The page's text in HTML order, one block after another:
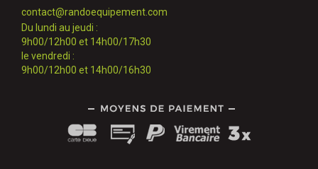
contact@randoequipement.com
Du lundi au jeudi :
9h00/12h00 et 14h00/17h30
le vendredi :
9h00/12h00 et 14h00/16h30